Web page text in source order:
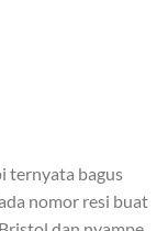
ternyata bagus
nomor resi buat